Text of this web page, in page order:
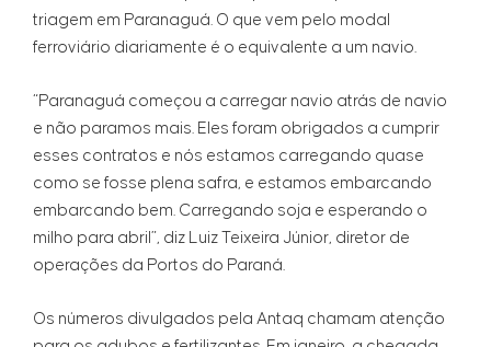
triagem em Paranaguá. O que vem pelo modal
ferroviário diariamente é o equivalente a um navio.
“Paranaguá começou a carregar navio atrás de navio
e não paramos mais. Eles foram obrigados a cumprir
esses contratos e nós estamos carregando quase
como se fosse plena safra, e estamos embarcando
embarcando bem. Carregando soja e esperando o
milho para abril”, diz Luiz Teixeira Júnior, diretor de
operações da Portos do Paraná.
Os números divulgados pela Antaq chamam atenção